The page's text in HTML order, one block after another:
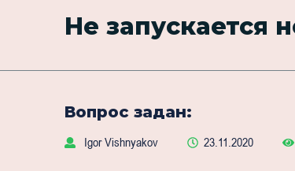
Не запускается
Вопрос задан:
Igor Vishnyakov 23.11.2020